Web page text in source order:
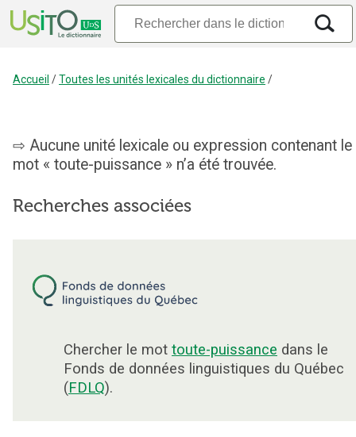
Accueil /Toutes les unités lexicales du dictionnaire /
Aucune unité lexicale ou expression contenant le
mot « toute-puissance » n’a été trouvée.
Recherches associées
Chercher le mot toute-puissance dans le
Fonds de données linguistiques du Québec
(FDLQ).